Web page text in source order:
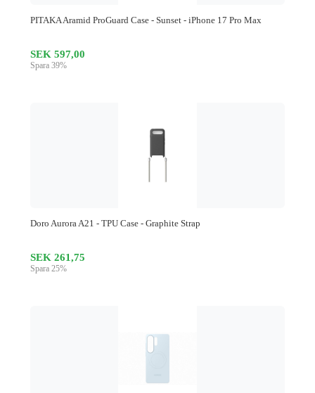
PITAKA Aramid ProGuard Case - Sunset - iPhone 17 Pro Max
SEK 597,00
Spara 39%
Doro Aurora A21 - TPU Case - Graphite Strap
SEK 261,75
Spara 25%